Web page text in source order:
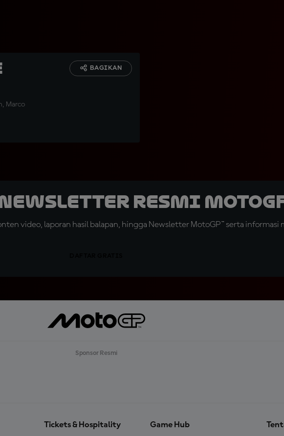
Marco
BAGIKAN
Resmi
video, laporan hasil balapan, hingga Newsletter MotoGP™ serta informasi
Sponsor Resmi
Tickets & Hospitality Game Hub